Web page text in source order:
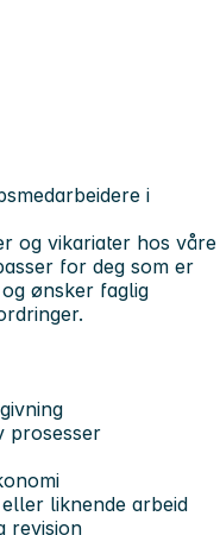
i
og vikariater hos våre
for deg som er
ønsker faglig
prosesser
liknende arbeid
revisjon